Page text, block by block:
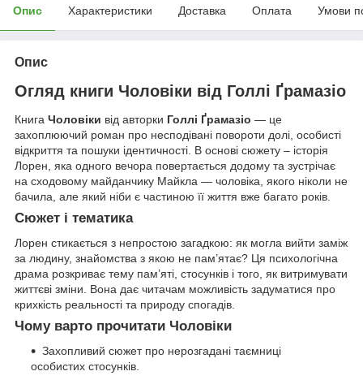
Опис Характеристики Доставка Оплата Умови
Опис
Огляд книги Чоловіки від Голлі Ґрамазіо
Книга Чоловіки від авторки Голлі Ґрамазіо — це
захоплюючий роман про несподівані повороти долі, особисті
відкриття та пошуки ідентичності. В основі сюжету – історія
Лорен, яка одного вечора повертається додому та зустрічає
на сходовому майданчику Майкла — чоловіка, якого ніколи не
бачила, але який ніби є частиною її життя вже багато років.
Сюжет і тематика
Лорен стикається з непростою загадкою: як могла вийти заміж
за людину, знайомства з якою не пам’ятає? Ця психологічна
драма розкриває тему пам’яті, стосунків і того, як витримувати
життєві зміни. Вона дає читачам можливість задуматися про
крихкість реальності та природу спогадів.
Чому варто прочитати Чоловіки
Захопливий сюжет про нерозгадані таємниці
особистих стосунків.